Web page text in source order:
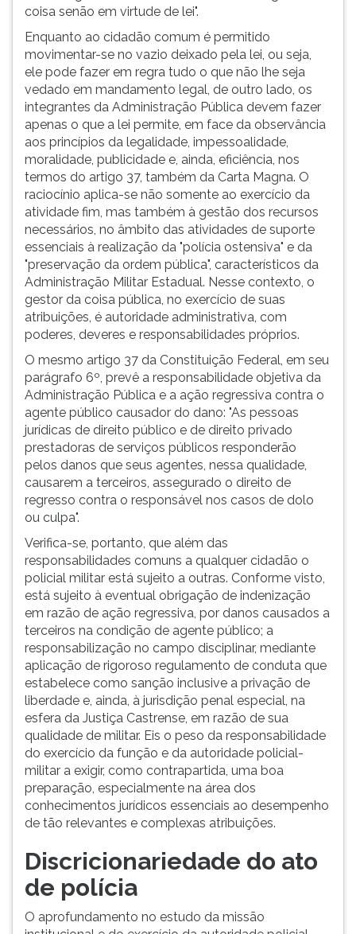
coisa senão em virtude de lei".
Enquanto ao cidadão comum é permitido
movimentar-se no vazio deixado pela lei, ou seja,
ele pode fazer em regra tudo o que não lhe seja
vedado em mandamento legal, de outro lado, os
integrantes da Administração Pública devem fazer
apenas o que a lei permite, em face da observância
aos princípios da legalidade, impessoalidade,
moralidade, publicidade e, ainda, eficiência, nos
termos do artigo 37, também da Carta Magna. O
raciocínio aplica-se não somente ao exercício da
atividade fim, mas também à gestão dos recursos
necessários, no âmbito das atividades de suporte
essenciais à realização da "polícia ostensiva" e da
"preservação da ordem pública", característicos da
Administração Militar Estadual. Nesse contexto, o
gestor da coisa pública, no exercício de suas
atribuições, é autoridade administrativa, com
poderes, deveres e responsabilidades próprios.
O mesmo artigo 37 da Constituição Federal, em seu
parágrafo 6º, prevê a responsabilidade objetiva da
Administração Pública e a ação regressiva contra o
agente público causador do dano: "As pessoas
jurídicas de direito público e de direito privado
prestadoras de serviços públicos responderão
pelos danos que seus agentes, nessa qualidade,
causarem a terceiros, assegurado o direito de
regresso contra o responsável nos casos de dolo
ou culpa".
Verifica-se, portanto, que além das
responsabilidades comuns a qualquer cidadão o
policial militar está sujeito a outras. Conforme visto,
está sujeito à eventual obrigação de indenização
em razão de ação regressiva, por danos causados a
terceiros na condição de agente público; a
responsabilização no campo disciplinar, mediante
aplicação de rigoroso regulamento de conduta que
estabelece como sanção inclusive a privação de
liberdade e, ainda, à jurisdição penal especial, na
esfera da Justiça Castrense, em razão de sua
qualidade de militar. Eis o peso da responsabilidade
do exercício da função e da autoridade policial-
militar a exigir, como contrapartida, uma boa
preparação, especialmente na área dos
conhecimentos jurídicos essenciais ao desempenho
de tão relevantes e complexas atribuições.
Discricionariedade do ato
de polícia
O aprofundamento no estudo da missão